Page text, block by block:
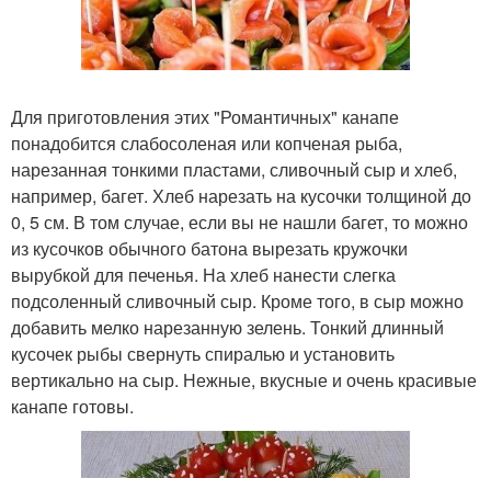
Для приготовления этих "Романтичных" канапе
понадобится слабосоленая или копченая рыба,
нарезанная тонкими пластами, сливочный сыр и хлеб,
например, багет. Хлеб нарезать на кусочки толщиной до
0, 5 см. В том случае, если вы не нашли багет, то можно
из кусочков обычного батона вырезать кружочки
вырубкой для печенья. На хлеб нанести слегка
подсоленный сливочный сыр. Кроме того, в сыр можно
добавить мелко нарезанную зелень. Тонкий длинный
кусочек рыбы свернуть спиралью и установить
вертикально на сыр. Нежные, вкусные и очень красивые
канапе готовы.